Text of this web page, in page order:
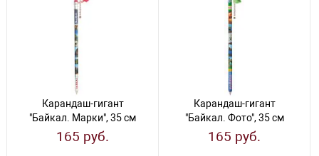
Карандаш-гигант
"Байкал. Марки", 35 см
165 руб.
Карандаш-гигант
"Байкал. Фото", 35 см
165 руб.